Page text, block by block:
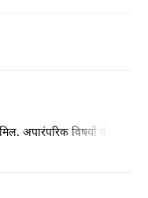
अपारंपरिक विषयों की